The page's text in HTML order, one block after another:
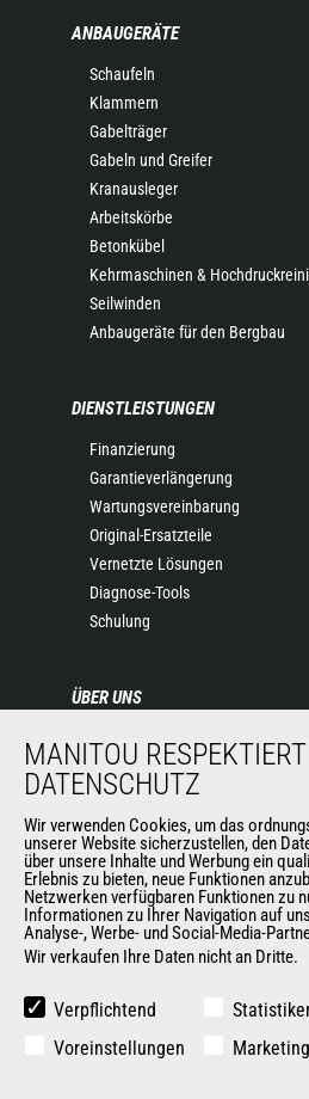
ANBAUGERÄTE
Schaufeln
Klammern
Gabelträger
Gabeln und Greifer
Kranausleger
Arbeitskörbe
Betonkübel
Kehrmaschinen &
Seilwinden
Anbaugeräte für den Bergbau
DIENSTLEISTUNGEN
Finanzierung
Garantieverlängerung
Wartungsvereinbarung
Original-Ersatzteile
Vernetzte Lösungen
Diagnose-Tools
Schulung
ÜBER UNS
Kontakt
Impressum
Datenschutz
Veranstaltungen
Neuigkeiten
Geschichte
Karriere
MANITOU
DATENSCHUTZ
Wir verwenden Cookies, um das
unserer Website sicherzustellen, den
über unsere Inhalte und Werbung ein
Erlebnis zu bieten, neue Funktionen
Netzwerken verfügbaren Funktionen zu
Informationen zu Ihrer Navigation auf
Analyse-, Werbe- und Social-Media-
Wir verkaufen Ihre Daten nicht an Dritte.
Verpflichtend
Voreinstellungen
Marketing